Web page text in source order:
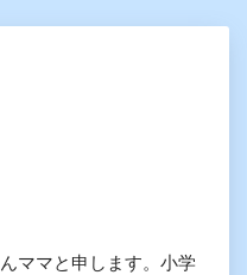
ママと申します。小学